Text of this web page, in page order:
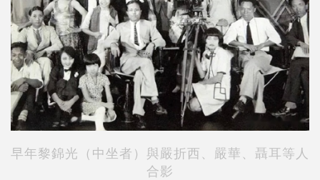
早年黎錦光（中坐者）與嚴折西、嚴華、聶耳等人
合影